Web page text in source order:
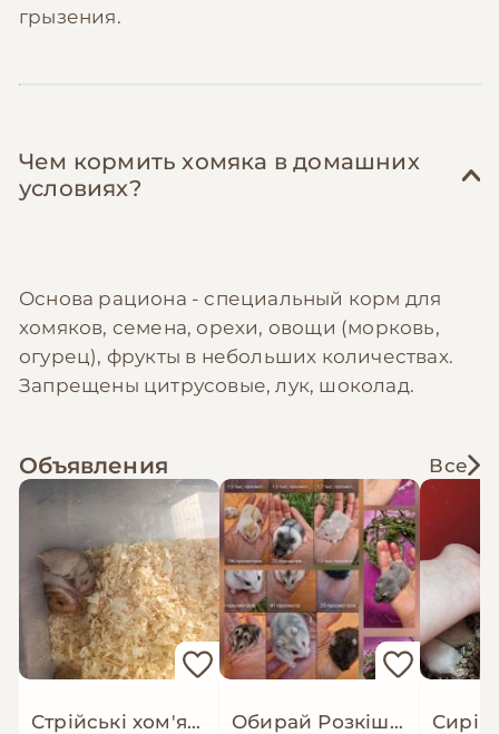
грызения.
Чем кормить хомяка в домашних
условиях?
Основа рациона - специальный корм для
хомяков, семена, орехи, овощи (морковь,
огурец), фрукты в небольших количествах.
Запрещены цитрусовые, лук, шоколад.
Объявления Все
Стрійські хом'ячки Обирай Розкішного Хома по відео